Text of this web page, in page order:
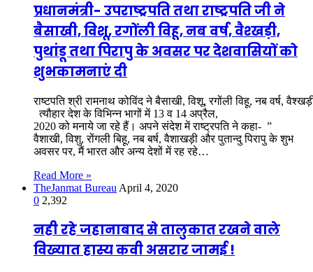
प्रधानमंत्री- उपराष्ट्रपति तथा राष्ट्रपति जी ने
बैसाखी, विशू, रगोंली विहू, नब वर्ष, वैश्खड़ी,
पुथांडू तथा पिरापु के अवसर पर देशवासियों को
शुभकामनाएं दी
राष्टपति श्री रामनाथ कोविंद ने बैसाखी, विशू, रगोंली विहू, नब वर्ष,
त्यौहार देश के विभिन्न भागों में 13 व 14 अप्रैल,
2020 को मनाये जा रहे हैं। अपने संदेश में राष्ट्रपति ने कहा- ”
वैशाखी, विशु, रोंगली बिहू, नब बर्ष, वैशाखड़ी और पुतान्दु पिरापु के शुभ
अवसर पर, मैं भारत और अन्‍य देशों में रह रहे…
Read More »
TheJanmat Bureau April 4, 2020
0 2,392
नही रहे जहानाबाद से तालुकात रखने वाले
विख्यात हास्य कवी असरार जामई !